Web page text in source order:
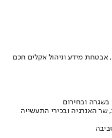
מידע וניהול אקלים חכם
ובחירום
האנרגיה ובכירי התעשייה